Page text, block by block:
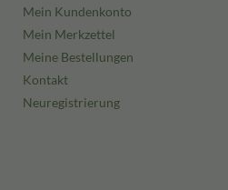
Mein Kundenkonto
Mein Merkzettel
Meine Bestellungen
Kontakt
Neuregistrierung